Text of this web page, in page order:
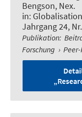
Bengson, Nex.
in:
Jahrgang 24,
Publikation:
Forschung ›